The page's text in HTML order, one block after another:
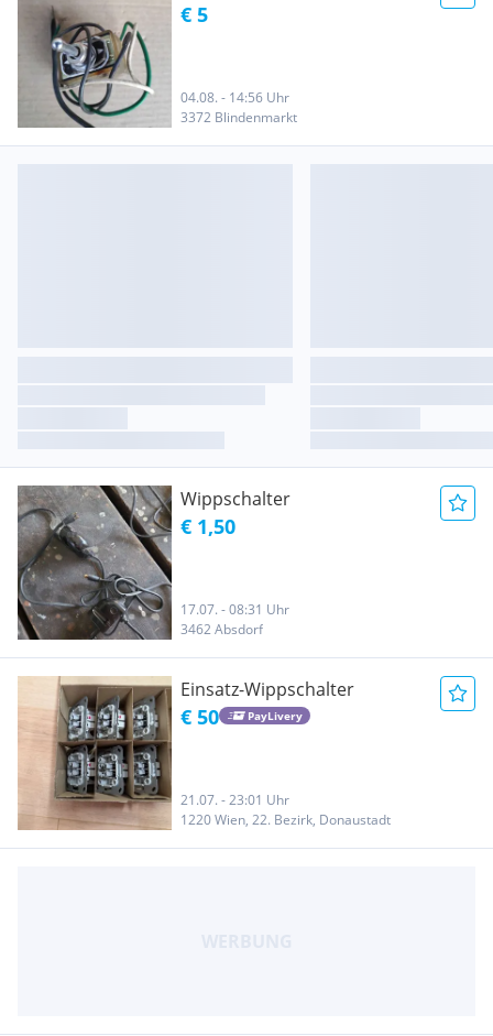
€ 5
04.08. - 14:56 Uhr
3372 Blindenmarkt
Wippschalter
€ 1,50
17.07. - 08:31 Uhr
3462 Absdorf
Einsatz-Wippschalter
€ 50 PayLivery
21.07. - 23:01 Uhr
1220 Wien, 22. Bezirk, Donaustadt